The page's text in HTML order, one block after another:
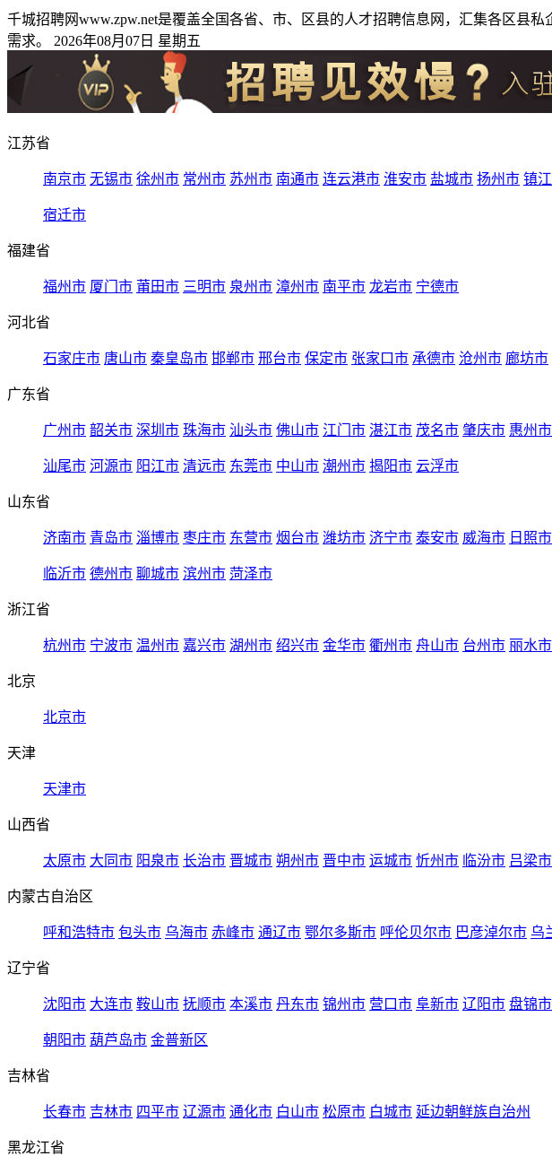
千城招聘网www.zpw.net是覆盖全国各省、市、区县的人才招聘信息网，汇集各区县
需求。 2026年08月07日 星期五
江苏省
南京市 无锡市 徐州市 常州市 苏州市 南通市 连云港市 淮安市 盐城市 扬州市 镇
宿迁市
福建省
福州市 厦门市 莆田市 三明市 泉州市 漳州市 南平市 龙岩市 宁德市
河北省
石家庄市 唐山市 秦皇岛市 邯郸市 邢台市 保定市 张家口市 承德市 沧州市 廊坊市
广东省
广州市 韶关市 深圳市 珠海市 汕头市 佛山市 江门市 湛江市 茂名市 肇庆市 惠州市
汕尾市 河源市 阳江市 清远市 东莞市 中山市 潮州市 揭阳市 云浮市
山东省
济南市 青岛市 淄博市 枣庄市 东营市 烟台市 潍坊市 济宁市 泰安市 威海市 日照市
临沂市 德州市 聊城市 滨州市 菏泽市
浙江省
杭州市 宁波市 温州市 嘉兴市 湖州市 绍兴市 金华市 衢州市 舟山市 台州市 丽水市
北京
北京市
天津
天津市
山西省
太原市 大同市 阳泉市 长治市 晋城市 朔州市 晋中市 运城市 忻州市 临汾市 吕梁市
内蒙古自治区
呼和浩特市 包头市 乌海市 赤峰市 通辽市 鄂尔多斯市 呼伦贝尔市 巴彦淖尔市 乌
辽宁省
沈阳市 大连市 鞍山市 抚顺市 本溪市 丹东市 锦州市 营口市 阜新市 辽阳市 盘锦市
朝阳市 葫芦岛市 金普新区
吉林省
长春市 吉林市 四平市 辽源市 通化市 白山市 松原市 白城市 延边朝鲜族自治州
黑龙江省